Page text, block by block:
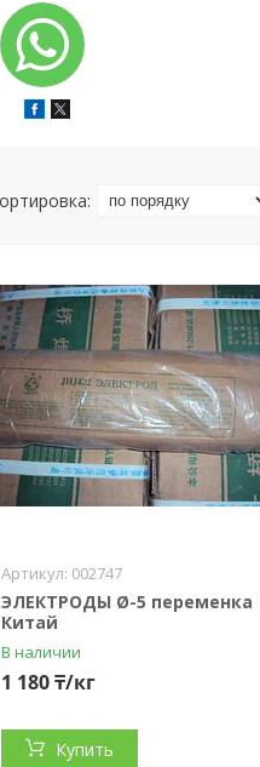
002747
ЭЛЕКТРОДЫ Ø-5 переменка
Китай
В наличии
1 180 ₸/кг
Купить